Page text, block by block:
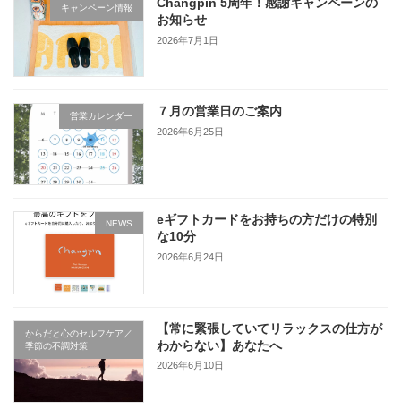
キャンペーン情報
お知らせ
2026年7月1日
営業カレンダー ７月の営業日のご案内
2026年6月25日
NEWS
eギフトカードをお持ちの方だけの特別
な10分
2026年6月24日
からだと心のセルフケア／
季節の不調対策
【常に緊張していてリラックスの仕方が
わからない】あなたへ
2026年6月10日